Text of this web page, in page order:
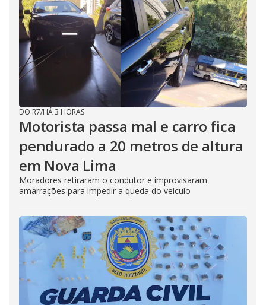
DO R7/HÁ 3 HORAS
Motorista passa mal e carro fica
pendurado a 20 metros de altura
em Nova Lima
Moradores retiraram o condutor e improvisaram
amarrações para impedir a queda do veículo